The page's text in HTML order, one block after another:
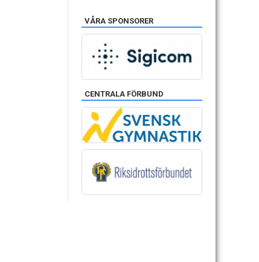
VÅRA SPONSORER
CENTRALA FÖRBUND